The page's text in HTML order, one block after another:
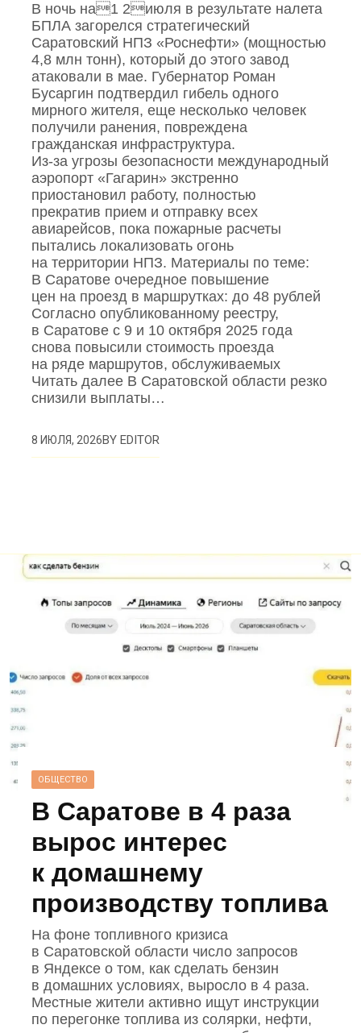
В ночь на1 2июля в результате налета
БПЛА загорелся стратегический
Саратовский НПЗ «Роснефти» (мощностью
4,8 млн тонн), который до этого завод
атаковали в мае. Губернатор Роман
Бусаргин подтвердил гибель одного
мирного жителя, еще несколько человек
получили ранения, повреждена
гражданская инфраструктура.
Из‑за угрозы безопасности международный
аэропорт «Гагарин» экстренно
приостановил работу, полностью
прекратив прием и отправку всех
авиарейсов, пока пожарные расчеты
пытались локализовать огонь
на территории НПЗ. Материалы по теме:
В Саратове очередное повышение
цен на проезд в маршрутках: до 48 рублей
Согласно опубликованному реестру,
в Саратове с 9 и 10 октября 2025 года
снова повысили стоимость проезда
на ряде маршрутов, обслуживаемых
Читать далее В Саратовской области резко
снизили выплаты…
8 ИЮЛЯ, 2026BYEDITOR
ОБЩЕСТВО
В Саратове в 4 раза
вырос интерес
к домашнему
производству топлива
На фоне топливного кризиса
в Саратовской области число запросов
в Яндексе о том, как сделать бензин
в домашних условиях, выросло в 4 раза.
Местные жители активно ищут инструкции
по перегонке топлива из солярки, нефти,